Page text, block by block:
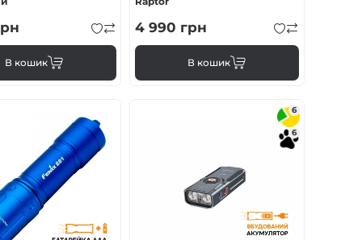
В кошик
4 990 грн
В кошик
6
6